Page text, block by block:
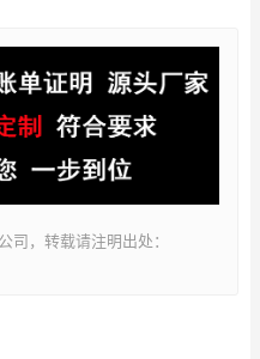
司，转载请注明出处：